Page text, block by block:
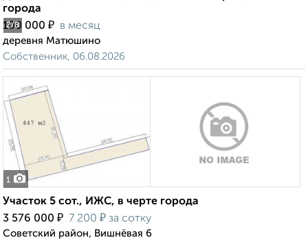
2/8
города
100 000 ₽ в месяц
деревня Матюшино
Собственник, 06.08.2026
1
Участок 5 сот., ИЖС, в черте города
3 576 000 ₽ 7 200 ₽ за сотку
Советский район, Вишнёвая 6